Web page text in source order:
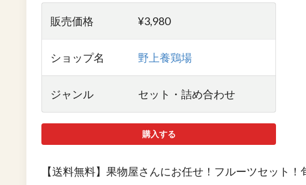
販売価格 ¥3,980
ショップ名 野上養鶏場
ジャンル セット・詰め合わせ
購入する
【送料無料】果物屋さんにお任せ！フルーツセット